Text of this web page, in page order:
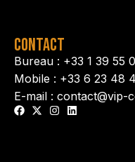
CONTACT
Bureau : +33 1 39 55
Mobile : +33 6 23 48
E-mail : contact@vip-